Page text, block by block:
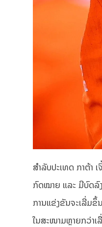
ສຳລັບປະເທດ ກາຕ້າ
ກົດໝາຍ ແລະ ມີບົດລົງ
ການແຂ່ງຂັນຈະເລີ່ມ
ໃນສະໜາມຫຼາຍກວ່າເ